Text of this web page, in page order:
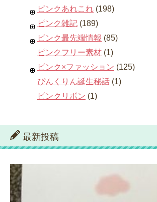
ピンクあれこれ (198)
ピンク雑記 (189)
ピンク最先端情報 (85)
ピンクフリー素材 (1)
ピンク×ファッション (125)
ぴんくりん誕生秘話 (1)
ピンクリボン (1)
最新投稿